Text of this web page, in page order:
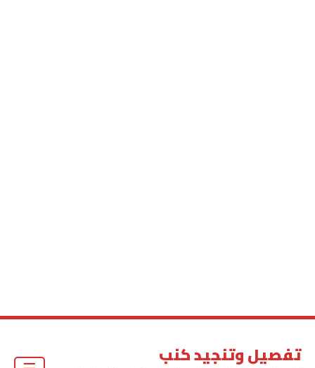
تفصيل وتنجيد كنب